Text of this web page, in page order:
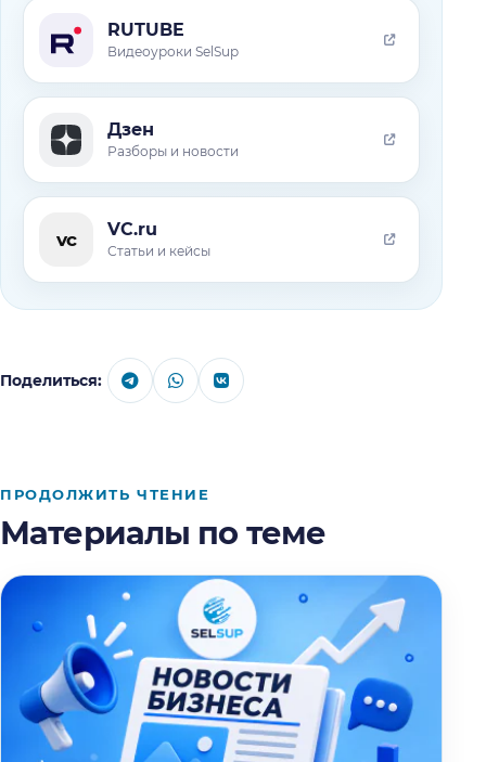
RUTUBE
Видеоуроки SelSup
Дзен
Разборы и новости
vc VC.ru
Статьи и кейсы
Поделиться:
ПРОДОЛЖИТЬ ЧТЕНИЕ
Материалы по теме